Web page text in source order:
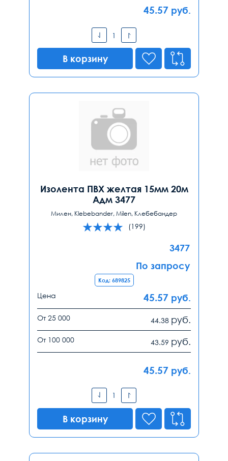
45.57 руб.
В корзину
Изолента ПВХ желтая 15мм 20м
Адм 3477
Милен, Klebebander, Milen, Клебебандер
(199)
3477
По запросу
Код: 689825
Цена 45.57 руб.
От 25 000 44.38 руб.
От 100 000 43.59 руб.
45.57 руб.
В корзину